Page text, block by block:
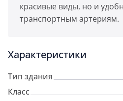
красивые виды, но и
транспортным артериям.
Характеристики
Тип здания
Класс